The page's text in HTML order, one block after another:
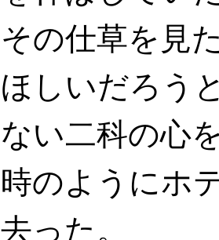
その仕草を見
ほしいだろう
ない二科の心
時のようにホ
去った。